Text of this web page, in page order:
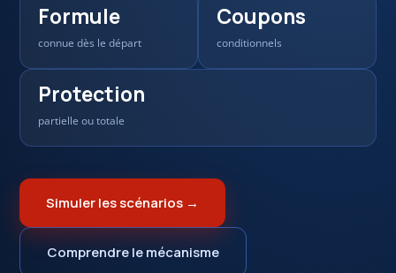
Formule
connue dès le départ
Coupons
conditionnels
Protection
partielle ou totale
Simuler les scénarios →
Comprendre le mécanisme